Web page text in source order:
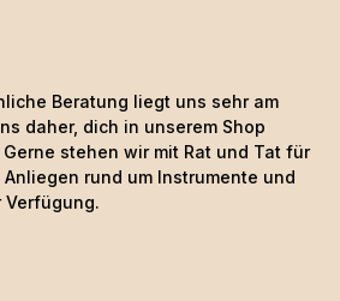
Beratung liegt uns sehr am
daher, dich in unserem Shop
stehen wir mit Rat und Tat für
rund um Instrumente und
Verfügung.